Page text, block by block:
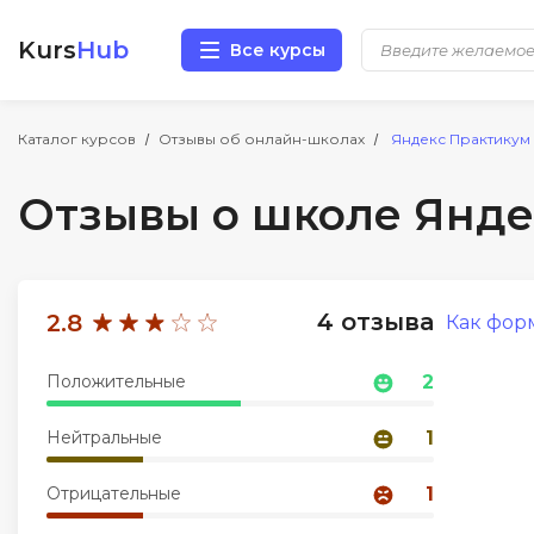
KursHub Все курсы
Каталог курсов Отзывы об онлайн-школах Яндекс Практикум
Отзывы о школе
2.8 4 отзыва
Положительные 2
Нейтральные 1
Отрицательные 1
Как
Разработка
Маркетинг
Аналитика
Менеджмент
Иностранные языки